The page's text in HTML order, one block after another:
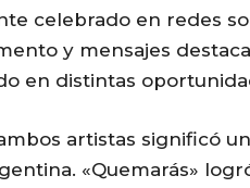
celebrado en redes
y mensajes
en distintas
artistas significó
«Quemarás»